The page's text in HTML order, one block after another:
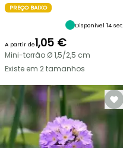
PREÇO BAIXO
Disponível 14 set.
A partir de1,05 €
Mini-torrão Ø 1,5/2,5 cm
Existe em 2 tamanhos